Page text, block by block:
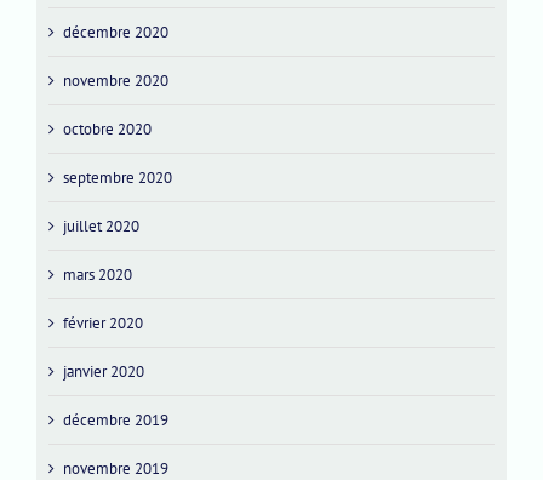
décembre 2020
novembre 2020
octobre 2020
septembre 2020
juillet 2020
mars 2020
février 2020
janvier 2020
décembre 2019
novembre 2019